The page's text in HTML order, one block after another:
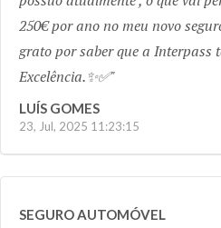
250€ por ano no meu novo
grato por saber que a Interpass
Excelência.✨✅
LUÍS GOMES
23, Jul, 2025 11:23:15
SEGURO AUTOMÓVEL